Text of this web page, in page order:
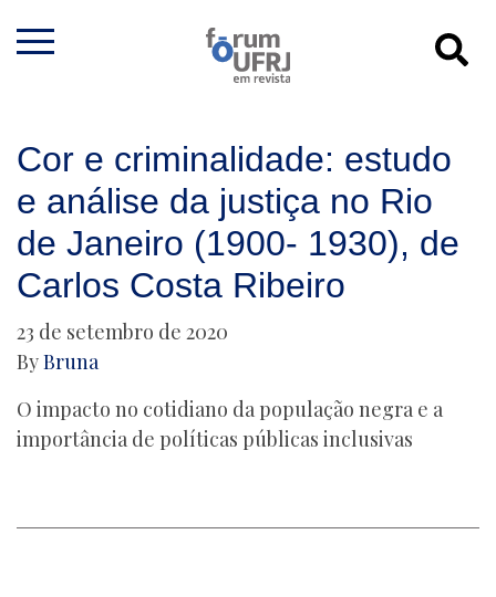
Cor e criminalidade: estudo
e análise da justiça no Rio
de Janeiro (1900- 1930), de
Carlos Costa Ribeiro
23 de setembro de 2020
ByBruna
O impacto no cotidiano da população negra e a
importância de políticas públicas inclusivas